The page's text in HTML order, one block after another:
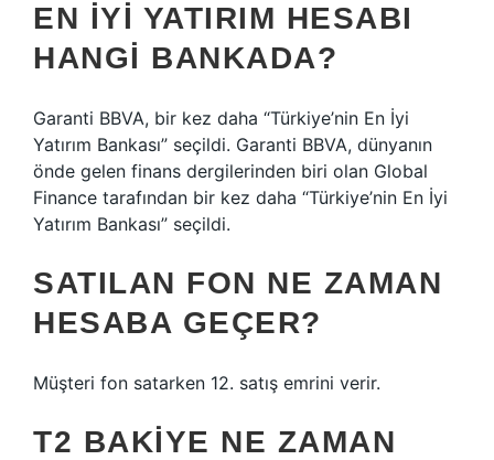
EN IYI YATIRIM HESABI
HANGI BANKADA?
Garanti BBVA, bir kez daha “Türkiye’nin En İyi
Yatırım Bankası” seçildi. Garanti BBVA, dünyanın
önde gelen finans dergilerinden biri olan Global
Finance tarafından bir kez daha “Türkiye’nin En İyi
Yatırım Bankası” seçildi.
SATILAN FON NE ZAMAN
HESABA GEÇER?
Müşteri fon satarken 12. satış emrini verir.
T2 BAKIYE NE ZAMAN